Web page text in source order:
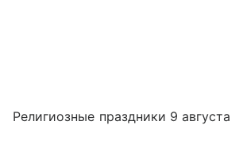
Религиозные праздники 9 августа